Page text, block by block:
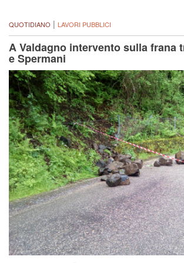
QUOTIDIANO | LAVORI PUBBLICI
A Valdagno intervento sulla frana
e Spermani